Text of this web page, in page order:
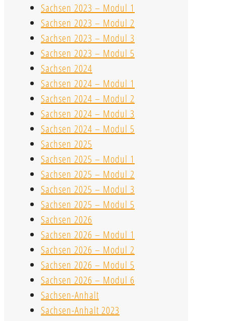
Sachsen 2023 – Modul 1
Sachsen 2023 – Modul 2
Sachsen 2023 – Modul 3
Sachsen 2023 – Modul 5
Sachsen 2024
Sachsen 2024 – Modul 1
Sachsen 2024 – Modul 2
Sachsen 2024 – Modul 3
Sachsen 2024 – Modul 5
Sachsen 2025
Sachsen 2025 – Modul 1
Sachsen 2025 – Modul 2
Sachsen 2025 – Modul 3
Sachsen 2025 – Modul 5
Sachsen 2026
Sachsen 2026 – Modul 1
Sachsen 2026 – Modul 2
Sachsen 2026 – Modul 5
Sachsen 2026 – Modul 6
Sachsen-Anhalt
Sachsen-Anhalt 2023